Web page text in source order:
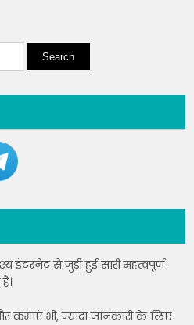
इंटरनेट से जुड़ी हुई सारी महत्वपूर्ण
कमाएं भी, ज्यादा जानकारी के लिए